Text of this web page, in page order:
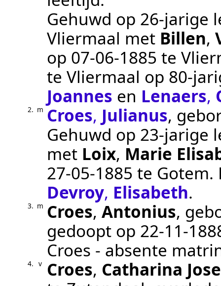
Gehuwd op 26-jarige
Vliermaal met Billen,
op 07‑06‑1885 te
teVliermaal op 80-
Joannes en Lenaers,
2. m Croes, Julianus,
Gehuwd op 23-jarige
met Loix, Marie
27‑05‑1885 te Gotem.
Devroy, Elisabeth.
3. m Croes,Antonius,
gedoopt op
Croes - absente
4. v Croes, Catharina